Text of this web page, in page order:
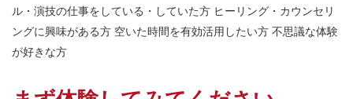
ル・演技の仕事をしている・していた方 ヒーリング・カウンセリ
ングに興味がある方 空いた時間を有効活用したい方 不思議な体験
が好きな方